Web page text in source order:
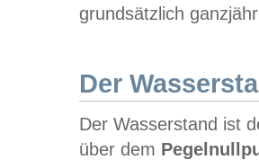
grundsätzlich
Der
Der Wasserstand ist
über dem